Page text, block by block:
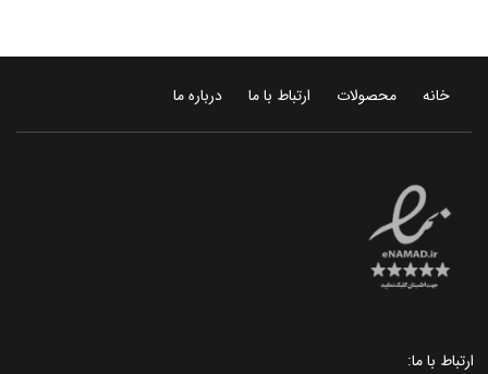
خانه محصولات ارتباط با ما درباره ما
ارتباط با ما: